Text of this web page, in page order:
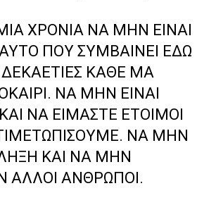
ΧΡΟΝΙΆ ΝΑ ΜΗΝ ΕΊΝΑΙ
ΠΟΥ ΣΥΜΒΑΊΝΕΙ ΕΔΏ
ΔΕΚΑΕΤΊΕΣ ΚΆΘΕ ΜΑ
ΝΑ ΜΗΝ ΕΊΝΑΙ
ΝΑ ΕΊΜΑΣΤΕ ΈΤΟΙΜΟΙ
ΝΑ ΜΗΝ
ΚΑΙ ΝΑ ΜΗΝ
ΆΛΛΟΙ ΆΝΘΡΩΠΟΙ.